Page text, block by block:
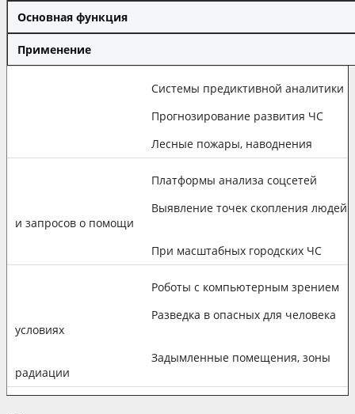
Основная функция
Применение
Системы предиктивной аналитики
Прогнозирование развития ЧС
Лесные пожары, наводнения
Платформы анализа соцсетей
Выявление точек скопления людей
и запросов о помощи
При масштабных городских ЧС
Роботы с компьютерным зрением
Разведка в опасных для человека
условиях
Задымленные помещения, зоны
радиации